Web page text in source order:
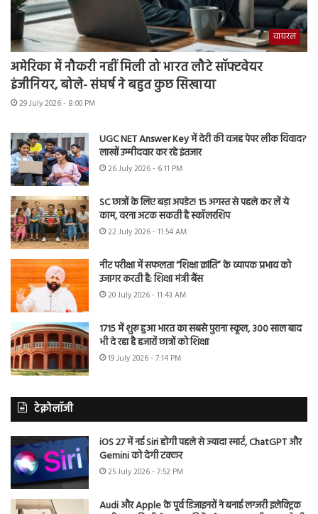
वायरल
अमेरिका में नौकरी नहीं मिली तो भारत लौटे सॉफ्टवेयर
इंजीनियर, बोले- संघर्ष ने बहुत कुछ सिखाया
29 July 2026 - 8:00 PM
UGC NET Answer Key में देरी की वजह पेपर लीक विवाद?
लाखों उम्मीदवार कर रहे इंतजार
26 July 2026 - 6:11 PM
SC छात्रों के लिए बड़ा अपडेट! 15 अगस्त से पहले कर लें ये
काम, वरना अटक सकती है स्कॉलरशिप
22 July 2026 - 11:54 AM
नीट परीक्षा में सफलता “शिक्षा क्रांति” के व्यापक प्रभाव को
उजागर करती है: शिक्षा मंत्री बैंस
20 July 2026 - 11:43 AM
1715 में शुरू हुआ भारत का सबसे पुराना स्कूल, 300 साल बाद
भी दे रहा है हजारों छात्रों को शिक्षा
19 July 2026 - 7:14 PM
टेक्नोलॉजी
iOS 27 में नई Siri होगी पहले से ज्यादा स्मार्ट, ChatGPT और
Gemini को देगी टक्कर
25 July 2026 - 7:52 PM
Audi और Apple के पूर्व डिजाइनरों ने बनाई लग्जरी इलेक्ट्रिक